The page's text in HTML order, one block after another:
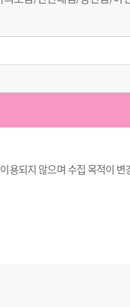
용되지 않으며 수집 목적이